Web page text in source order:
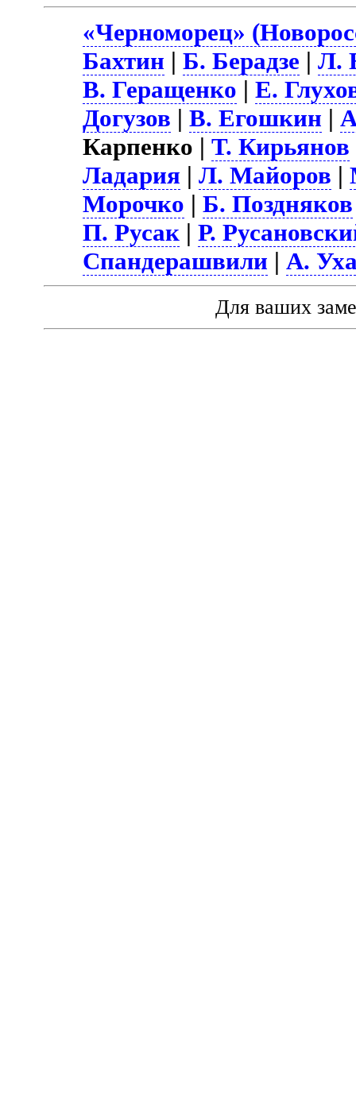
«Черноморец»
Бахтин |Б. Берадзе |Л.
В. Геращенко |Е.
Догузов |В. Егошкин |
Карпенко |Т. Кирьянов
Ладария |Л. Майоров |
Морочко |Б. Поздняков
П. Русак |Р.
Спандерашвили |А.
Для ваших